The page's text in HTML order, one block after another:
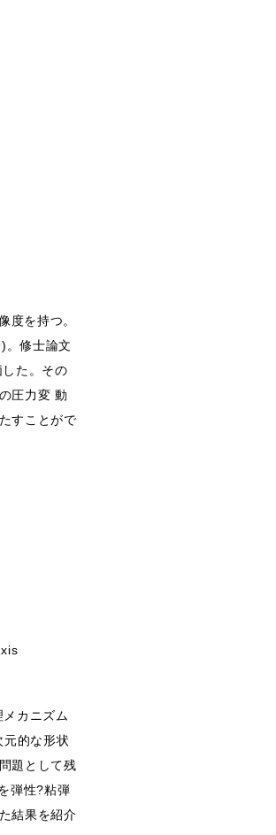
度を持つ。
。修士論文
た。その
圧力変 動
すことがで
カニズム
的な形状
題として残
弾性?粘弾
結果を紹介